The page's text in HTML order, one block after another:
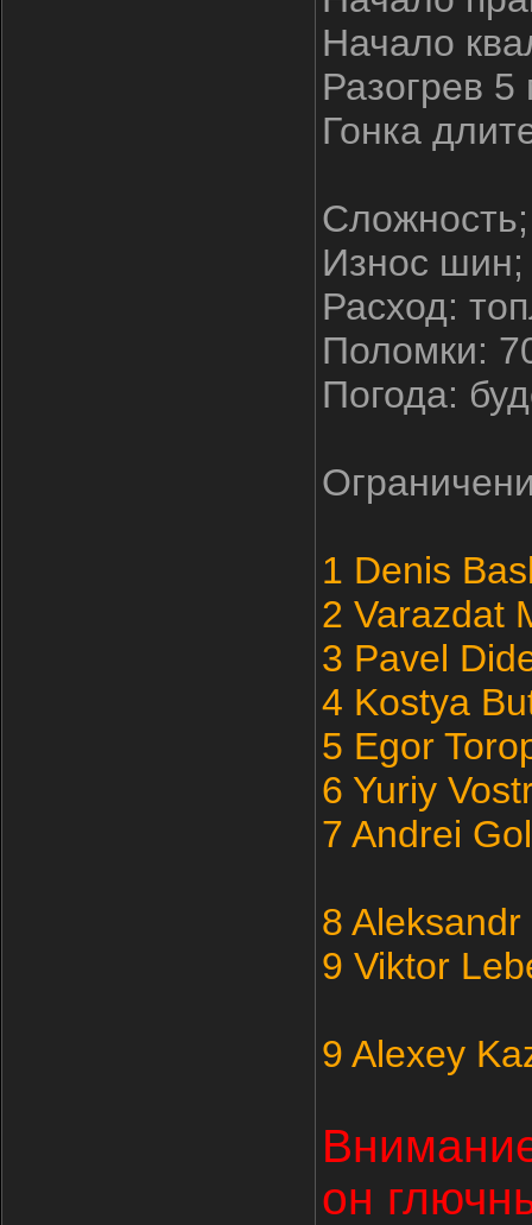
Начало
Разогрев 5
Гонка
Износ
Расход:
Поломки:
Погода:
1 Denis
2 Varazdat
3 Pavel
4 Kostya
5 Egor
6 Yuriy
7 Andrei
8
9 Viktor
9 Alexey
он